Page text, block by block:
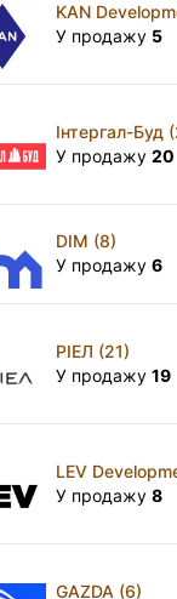
KAN
У продажу 5
Інтергал-Буд
У продажу20
DIM (8)
У продажу6
РІЕЛ (21)
У продажу19
LEV
У продажу8
GAZDA (6)